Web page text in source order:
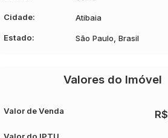
Cidade: Atibaia
Estado: São Paulo, Brasil
Valores do Imóvel
R$
Valor de Venda
Valor do IPTU